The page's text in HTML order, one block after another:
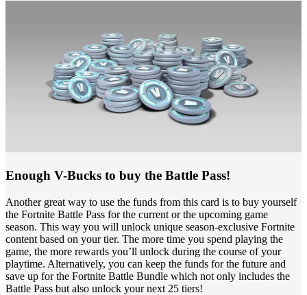
Enough V-Bucks to buy the Battle Pass!
Another great way to use the funds from this card is to buy yourself
the Fortnite Battle Pass for the current or the upcoming game
season. This way you will unlock unique season-exclusive Fortnite
content based on your tier. The more time you spend playing the
game, the more rewards you’ll unlock during the course of your
playtime. Alternatively, you can keep the funds for the future and
save up for the Fortnite Battle Bundle which not only includes the
Battle Pass but also unlock your next 25 tiers!